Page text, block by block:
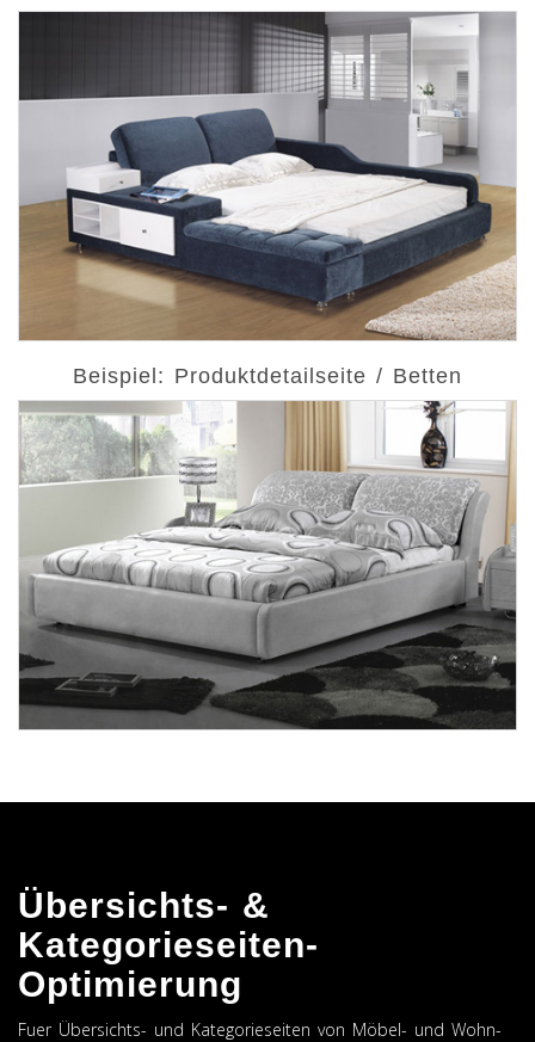
Beispiel: Produktdetailseite / Betten
Übersichts- &
Kategorieseiten-
Optimierung
Fuer Übersichts- und Kategorieseiten von Möbel- und Wohn-